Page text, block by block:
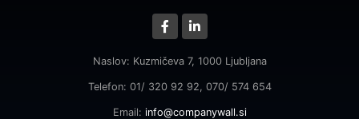
Naslov: Kuzmičeva 7, 1000 Ljubljana
Telefon: 01/ 320 92 92, 070/ 574 654
Email: info@companywall.si